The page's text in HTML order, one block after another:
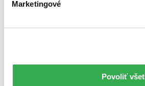
Marketingové
Povoliť
skôr pre väčšie obrazovky.